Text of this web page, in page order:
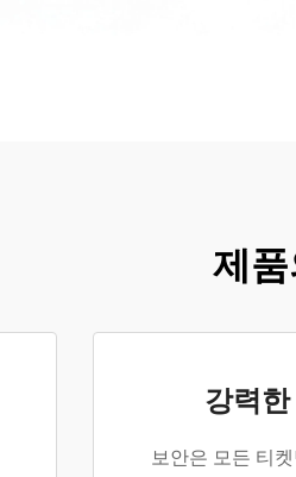
제
강력
보안은 모든 티